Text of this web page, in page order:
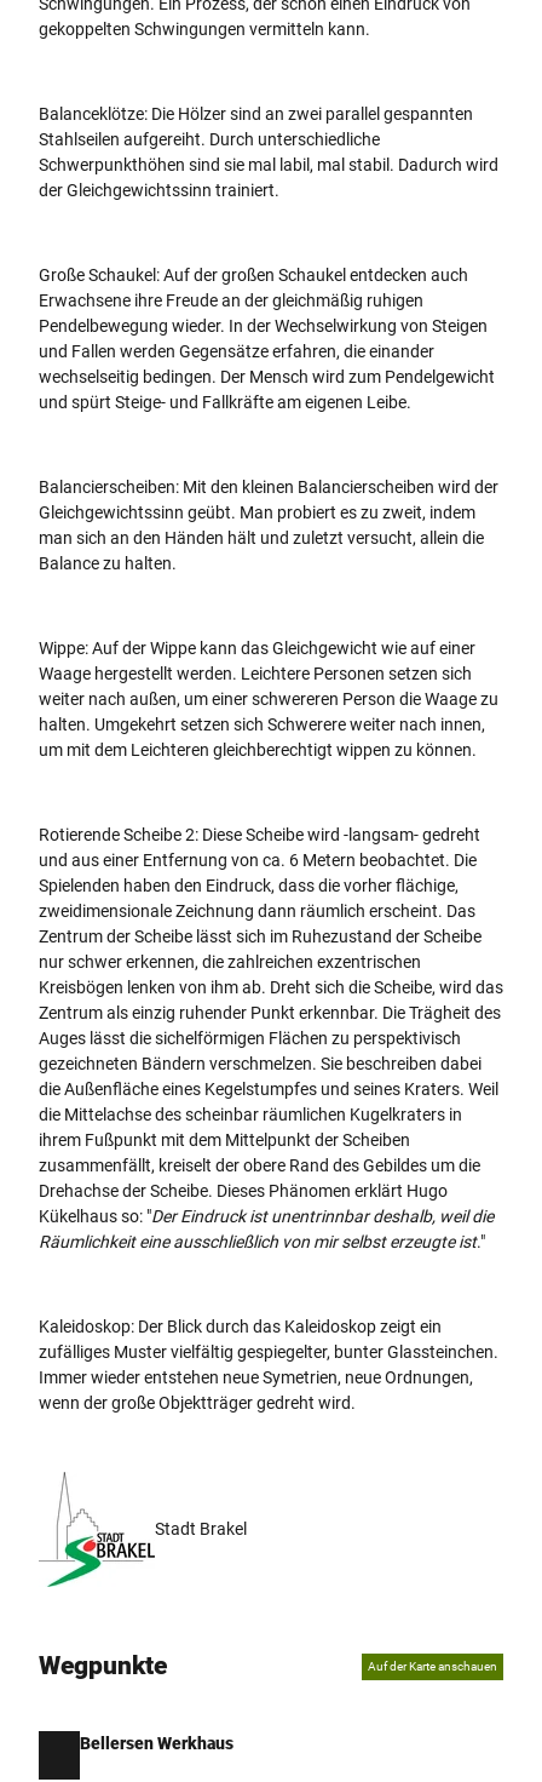
gekoppelten Schwingungen vermitteln kann.
Balanceklötze: Die Hölzer sind an zwei parallel gespannten
Stahlseilen aufgereiht. Durch unterschiedliche
Schwerpunkthöhen sind sie mal labil, mal stabil. Dadurch wird
der Gleichgewichtssinn trainiert.
Große Schaukel: Auf der großen Schaukel entdecken auch
Erwachsene ihre Freude an der gleichmäßig ruhigen
Pendelbewegung wieder. In der Wechselwirkung von Steigen
und Fallen werden Gegensätze erfahren, die einander
wechselseitig bedingen. Der Mensch wird zum Pendelgewicht
und spürt Steige- und Fallkräfte am eigenen Leibe.
Balancierscheiben: Mit den kleinen Balancierscheiben wird der
Gleichgewichtssinn geübt. Man probiert es zu zweit, indem
man sich an den Händen hält und zuletzt versucht, allein die
Balance zu halten.
Wippe: Auf der Wippe kann das Gleichgewicht wie auf einer
Waage hergestellt werden. Leichtere Personen setzen sich
weiter nach außen, um einer schwereren Person die Waage zu
halten. Umgekehrt setzen sich Schwerere weiter nach innen,
um mit dem Leichteren gleichberechtigt wippen zu können.
Rotierende Scheibe 2: Diese Scheibe wird -langsam- gedreht
und aus einer Entfernung von ca. 6 Metern beobachtet. Die
Spielenden haben den Eindruck, dass die vorher flächige,
zweidimensionale Zeichnung dann räumlich erscheint. Das
Zentrum der Scheibe lässt sich im Ruhezustand der Scheibe
nur schwer erkennen, die zahlreichen exzentrischen
Kreisbögen lenken von ihm ab. Dreht sich die Scheibe, wird das
Zentrum als einzig ruhender Punkt erkennbar. Die Trägheit des
Auges lässt die sichelförmigen Flächen zu perspektivisch
gezeichneten Bändern verschmelzen. Sie beschreiben dabei
die Außenfläche eines Kegelstumpfes und seines Kraters. Weil
die Mittelachse des scheinbar räumlichen Kugelkraters in
ihrem Fußpunkt mit dem Mittelpunkt der Scheiben
zusammenfällt, kreiselt der obere Rand des Gebildes um die
Drehachse der Scheibe. Dieses Phänomen erklärt Hugo
Kükelhaus so: "Der Eindruck ist unentrinnbar deshalb, weil die
Räumlichkeit eine ausschließlich von mir selbst erzeugte ist."
Kaleidoskop: Der Blick durch das Kaleidoskop zeigt ein
zufälliges Muster vielfältig gespiegelter, bunter Glassteinchen.
Immer wieder entstehen neue Symetrien, neue Ordnungen,
wenn der große Objektträger gedreht wird.
Stadt Brakel
Wegpunkte Auf der Karte anschauen
Bellersen Werkhaus